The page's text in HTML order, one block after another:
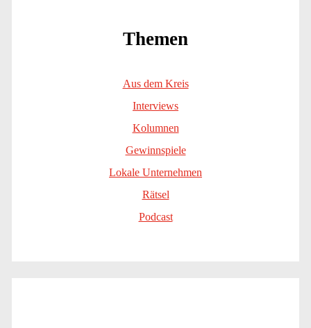
Themen
Aus dem Kreis
Interviews
Kolumnen
Gewinnspiele
Lokale Unternehmen
Rätsel
Podcast